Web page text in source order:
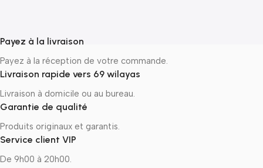
Payez à la livraison
Payez à la réception de votre commande.
Livraison rapide vers 69 wilayas
Livraison à domicile ou au bureau.
Garantie de qualité
Produits originaux et garantis.
Service client VIP
De 9h00 à 20h00.